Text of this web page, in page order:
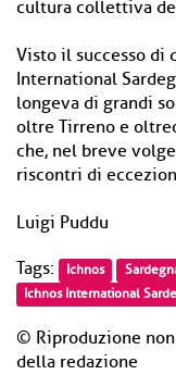
cultura collettiva
Visto il successo di
International
longeva di grandi
oltre Tirreno e
che, nel breve
riscontri di
Luigi Puddu
Tags: Ichnos
Ichnos International
© Riproduzione
della redazione